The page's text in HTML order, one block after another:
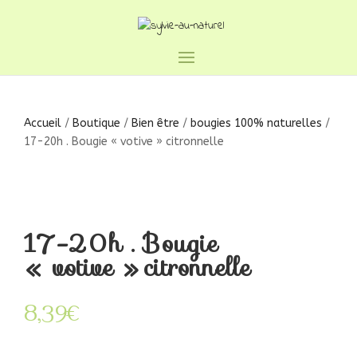
Accueil / Boutique / Bien être / bougies 100% naturelles /
17-20h . Bougie « votive » citronnelle
17-20h . Bougie
« votive » citronnelle
8,39€